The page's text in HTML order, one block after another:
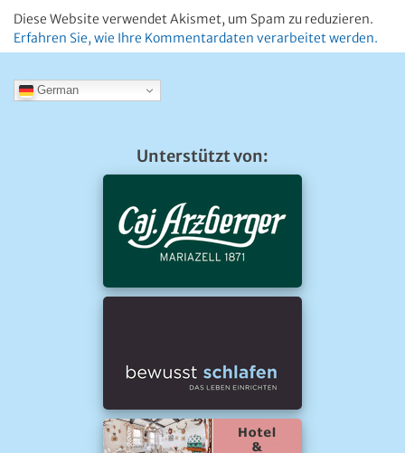
Diese Website verwendet Akismet, um Spam zu reduzieren.
Erfahren Sie, wie Ihre Kommentardaten verarbeitet werden.
German
Unterstützt von: